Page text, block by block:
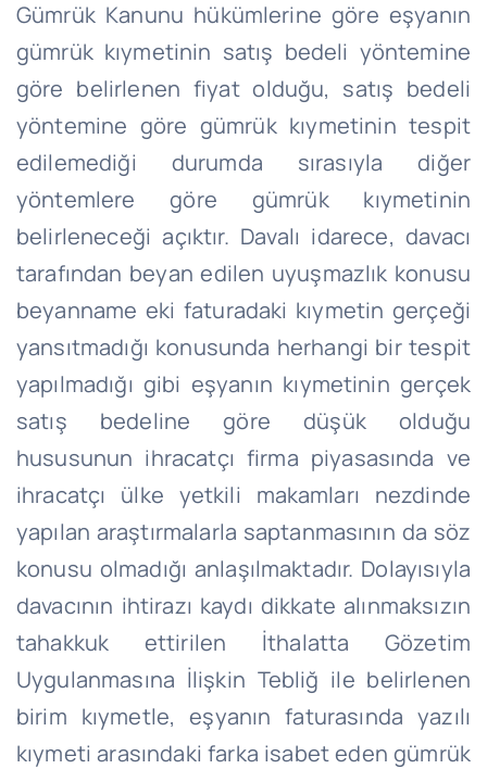
Gümrük Kanunu hükümlerine göre eşyanın
gümrük kıymetinin satış bedeli yöntemine
göre belirlenen fiyat olduğu, satış bedeli
yöntemine göre gümrük kıymetinin tespit
edilemediği durumda sırasıyla diğer
yöntemlere göre gümrük kıymetinin
belirleneceği açıktır. Davalı idarece, davacı
tarafından beyan edilen uyuşmazlık konusu
beyanname eki faturadaki kıymetin gerçeği
yansıtmadığı konusunda herhangi bir tespit
yapılmadığı gibi eşyanın kıymetinin gerçek
satış bedeline göre düşük olduğu
hususunun ihracatçı firma piyasasında ve
ihracatçı ülke yetkili makamları nezdinde
yapılan araştırmalarla saptanmasının da söz
konusu olmadığı anlaşılmaktadır. Dolayısıyla
davacının ihtirazı kaydı dikkate alınmaksızın
tahakkuk ettirilen İthalatta Gözetim
Uygulanmasına İlişkin Tebliğ ile belirlenen
birim kıymetle, eşyanın faturasında yazılı
kıymeti arasındaki farka isabet eden gümrük